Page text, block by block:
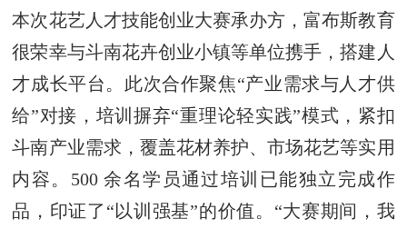
本次花艺人才技能创业大赛承办方，富布斯教育
很荣幸与斗南花卉创业小镇等单位携手，搭建人
才成长平台。此次合作聚焦“产业需求与人才供
给”对接，培训摒弃“重理论轻实践”模式，紧扣
斗南产业需求，覆盖花材养护、市场花艺等实用
内容。500 余名学员通过培训已能独立完成作
品，印证了“以训强基”的价值。“大赛期间，我